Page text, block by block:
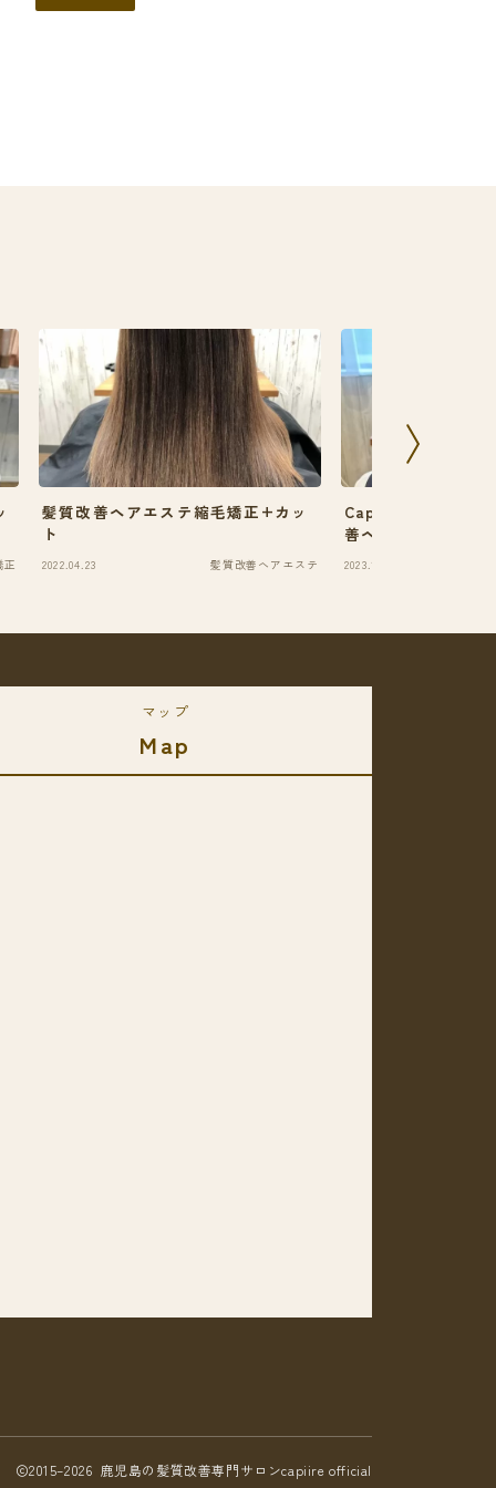
正
髪質改善ヘアエステ縮毛矯正+カッ
ト
2022.04.23 髪質改善ヘアエステ
Capiireとはイタリ
善ヘアエステ縮毛
2023.10.04
マップ
Map
2015–2026 鹿児島の髪質改善専門サロンcapiire official